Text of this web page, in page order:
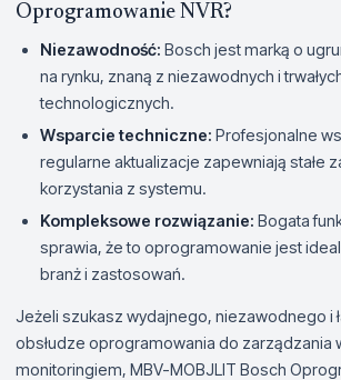
Oprogramowanie NVR?
Niezawodność: Bosch jest marką o
na rynku, znaną z niezawodnych i
technologicznych.
Wsparcie techniczne: Profesjonalne
regularne aktualizacje zapewniają stałe
korzystania z systemu.
Kompleksowe rozwiązanie: Bogata
sprawia, że to oprogramowanie jest
branż i zastosowań.
Jeżeli szukasz wydajnego, niezawodnego i
obsłudze oprogramowania do zarządzania
monitoringiem, MBV-MOBJLIT Bosch